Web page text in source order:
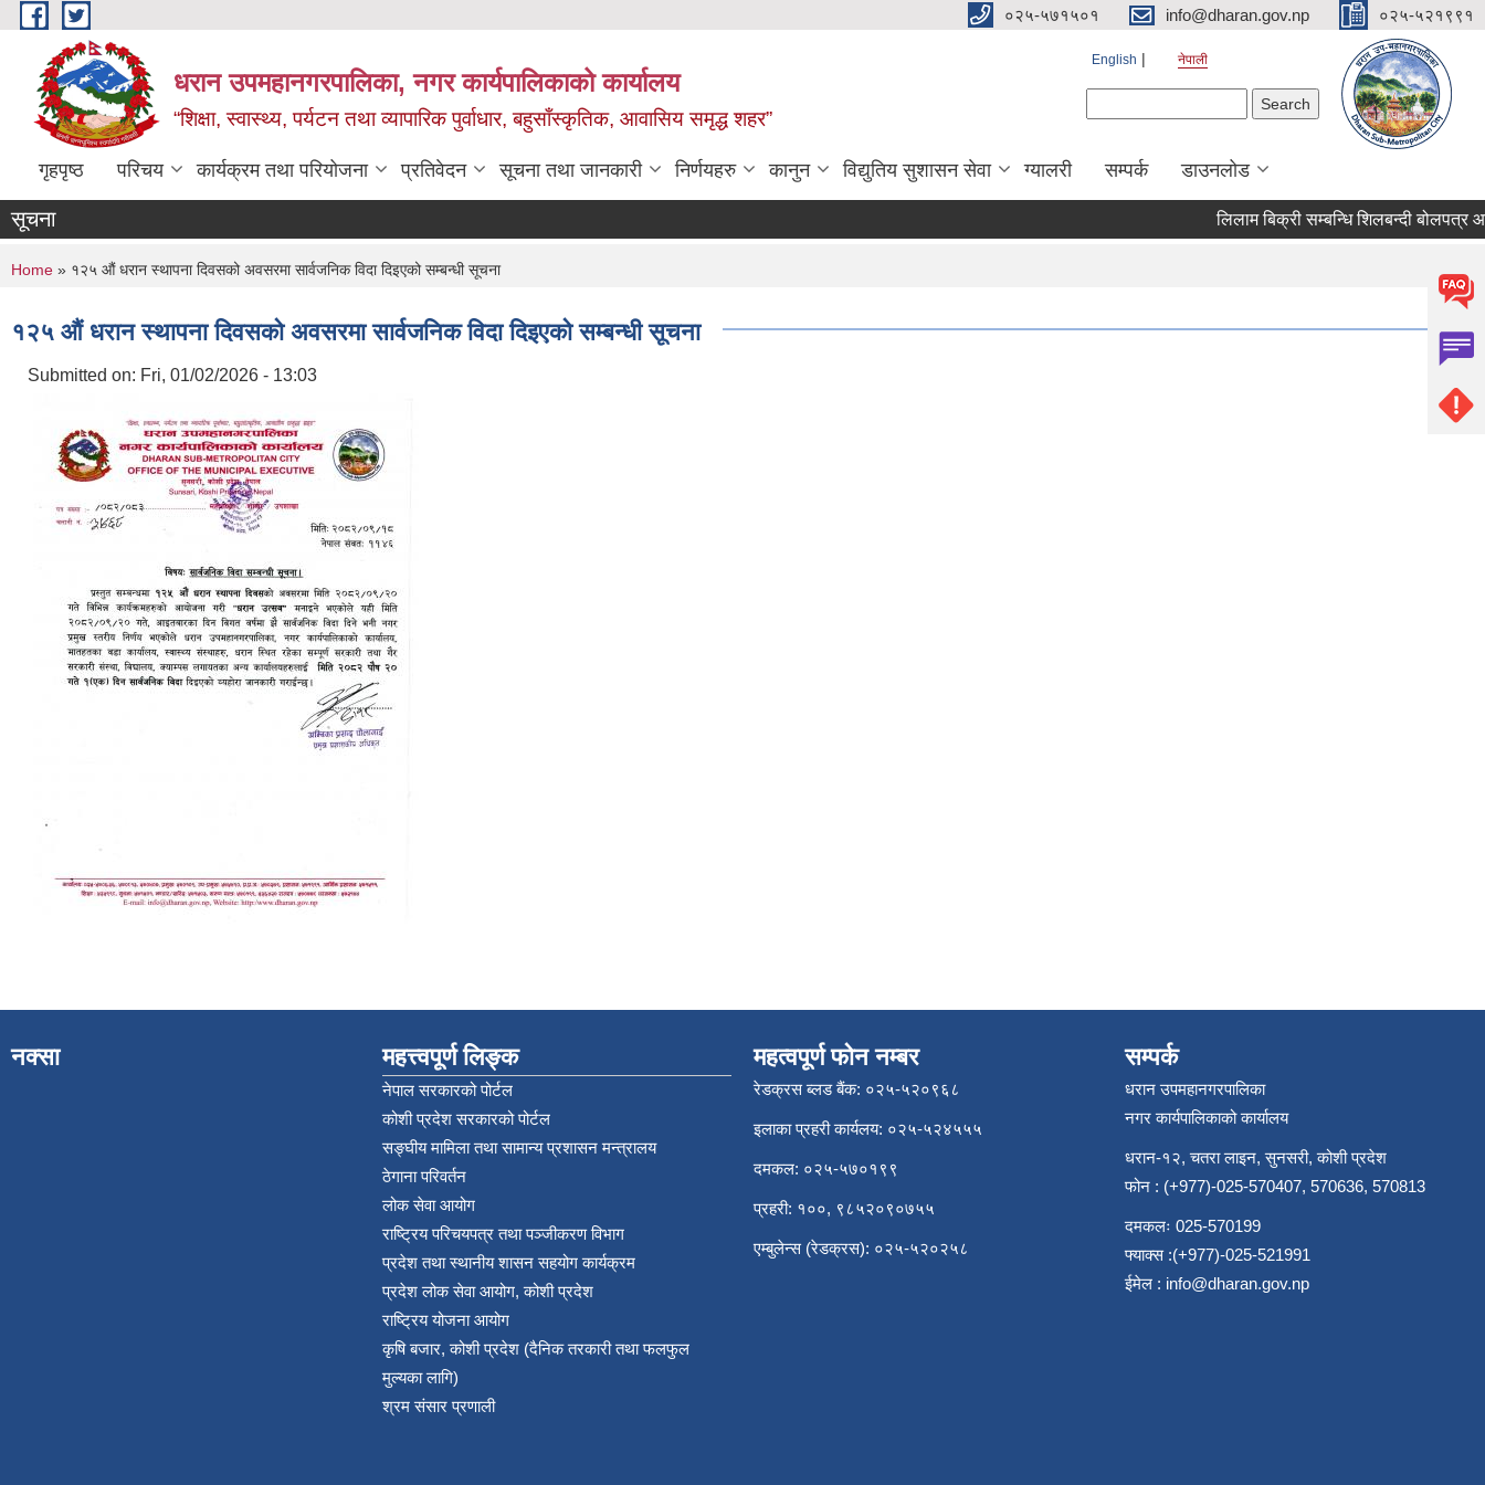
Skip to main content ०२५-५७१५०१ info@dharan.gov.np ०२५-५२१९९१
धरान उपमहानगरपालिका, नगर कार्यपालिकाको कार्यालय
“शिक्षा, स्वास्थ्य, पर्यटन तथा व्यापारिक पुर्वाधार, बहुसाँस्कृतिक, आवासिय समृद्ध शहर”
English नेपाली
गृहपृष्ठ परिचय कार्यक्रम तथा परियोजना प्रतिवेदन सूचना तथा जानकारी निर्णयहरु कानुन विद्युतिय सुशासन सेवा ग्यालरी सम्पर्क डाउनलोड
सूचना लिलाम
You are here
Home » १२५ औं धरान स्थापना दिवसको अवसरमा सार्वजनिक विदा दिइएको सम्बन्धी सूचना
१२५ औं धरान स्थापना दिवसको अवसरमा सार्वजनिक विदा दिइएको सम्बन्धी सूचना
Submitted on: Fri, 01/02/2026 - 13:03
नक्सा महत्त्वपूर्ण लिङ्क
नेपाल सरकारको पोर्टल
कोशी प्रदेश सरकारको पोर्टल
सङ्‍घीय मामिला तथा सामान्य प्रशासन मन्त्रालय
ठेगाना परिवर्तन
लोक सेवा आयोग
राष्ट्रिय परिचयपत्र तथा पञ्‍जीकरण विभाग
प्रदेश तथा स्थानीय शासन सहयोग कार्यक्रम
प्रदेश लोक सेवा आयोग, कोशी प्रदेश
राष्ट्रिय योजना आयोग
कृषि बजार, कोशी प्रदेश (दैनिक तरकारी तथा फलफुल
मुल्यका लागि)
श्रम संसार प्रणाली
महत्वपूर्ण फोन नम्बर
रेडक्रस ब्लड बैंक: ०२५-५२०९६८
इलाका प्रहरी कार्यलय: ०२५-५२४५५५
दमकल: ०२५-५७०१९९
प्रहरी: १००, ९८५२०९०७५५
एम्बुलेन्स (रेडक्रस): ०२५-५२०२५८
सम्पर्क
धरान उपमहानगरपालिका
नगर कार्यपालिकाको कार्यालय
धरान-१२, चतरा लाइन, सुनसरी, कोशी प्रदेश
फोन : (+977)-025-570407, 570636, 570813
दमकलः 025-570199
फ्याक्स :(+977)-025-521991
ईमेल : info@dharan.gov.np